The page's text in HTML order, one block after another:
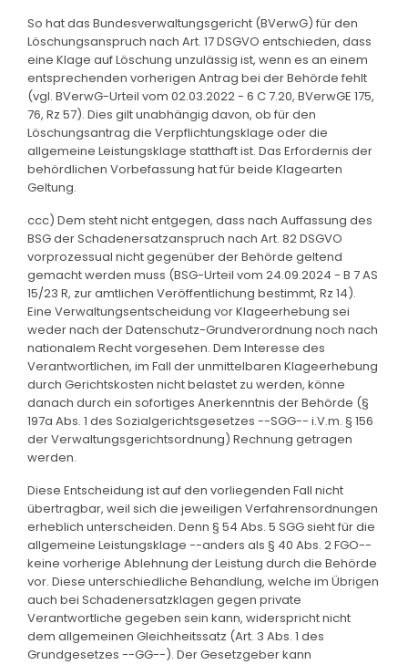
So hat das Bundesverwaltungsgericht (BVerwG) für den
Löschungsanspruch nach Art. 17 DSGVO entschieden, dass
eine Klage auf Löschung unzulässig ist, wenn es an einem
entsprechenden vorherigen Antrag bei der Behörde fehlt
(vgl. BVerwG-Urteil vom 02.03.2022 - 6 C 7.20, BVerwGE 175,
76, Rz 57). Dies gilt unabhängig davon, ob für den
Löschungsantrag die Verpflichtungsklage oder die
allgemeine Leistungsklage statthaft ist. Das Erfordernis der
behördlichen Vorbefassung hat für beide Klagearten
Geltung.
ccc) Dem steht nicht entgegen, dass nach Auffassung des
BSG der Schadenersatzanspruch nach Art. 82 DSGVO
vorprozessual nicht gegenüber der Behörde geltend
gemacht werden muss (BSG-Urteil vom 24.09.2024 - B 7 AS
15/23 R, zur amtlichen Veröffentlichung bestimmt, Rz 14).
Eine Verwaltungsentscheidung vor Klageerhebung sei
weder nach der Datenschutz-Grundverordnung noch nach
nationalem Recht vorgesehen. Dem Interesse des
Verantwortlichen, im Fall der unmittelbaren Klageerhebung
durch Gerichtskosten nicht belastet zu werden, könne
danach durch ein sofortiges Anerkenntnis der Behörde (§
197a Abs. 1 des Sozialgerichtsgesetzes --SGG-- i.V.m. § 156
der Verwaltungsgerichtsordnung) Rechnung getragen
werden.
Diese Entscheidung ist auf den vorliegenden Fall nicht
übertragbar, weil sich die jeweiligen Verfahrensordnungen
erheblich unterscheiden. Denn § 54 Abs. 5 SGG sieht für die
allgemeine Leistungsklage --anders als § 40 Abs. 2 FGO--
keine vorherige Ablehnung der Leistung durch die Behörde
vor. Diese unterschiedliche Behandlung, welche im Übrigen
auch bei Schadenersatzklagen gegen private
Verantwortliche gegeben sein kann, widerspricht nicht
dem allgemeinen Gleichheitssatz (Art. 3 Abs. 1 des
Grundgesetzes --GG--). Der Gesetzgeber kann